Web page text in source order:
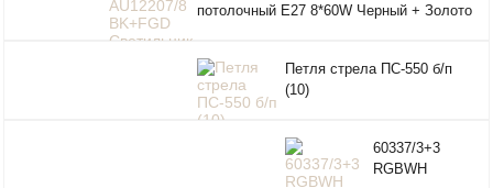
потолочный E27 8*60W Черный + Золото
Петля стрела ПС-550 б/п
(10)
60337/3+3
RGBWH